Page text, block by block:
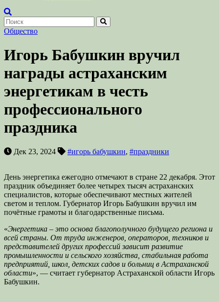
Общество
Игорь Бабушкин вручил
награды астраханским
энергетикам в честь
профессионального
праздника
Дек 23, 2024 #игорь бабушкин, #праздники
День энергетика ежегодно отмечают в стране 22 декабря. Этот
праздник объединяет более четырех тысяч астраханских
специалистов, которые обеспечивают местных жителей
светом и теплом. Губернатор Игорь Бабушкин вручил им
почётные грамоты и благодарственные письма.
«Энергетика – это основа благополучного будущего региона и
всей страны. От труда инженеров, операторов, техников и
представителей других профессий зависит развитие
промышленности и сельского хозяйства, стабильная работа
предприятий, школ, детских садов и больниц в Астраханской
области», — считает губернатор Астраханской области Игорь
Бабушкин.